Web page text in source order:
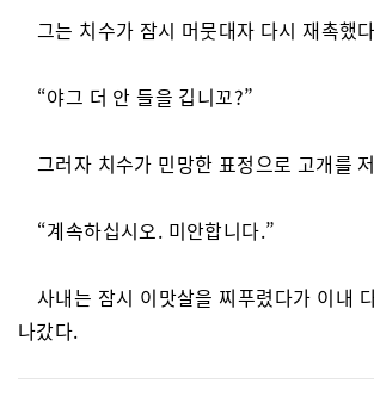
그는 치수가 잠시 머뭇대자 다시 재촉했
“야그 더 안 들을 깁니꼬?”
그러자 치수가 민망한 표정으로 고개를
“계속하십시오. 미안합니다.”
사내는 잠시 이맛살을 찌푸렸다가 이내
나갔다.